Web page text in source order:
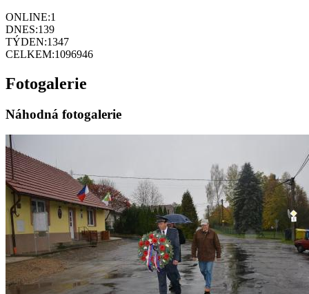
ONLINE:1
DNES:139
TÝDEN:1347
CELKEM:1096946
Fotogalerie
Náhodná fotogalerie